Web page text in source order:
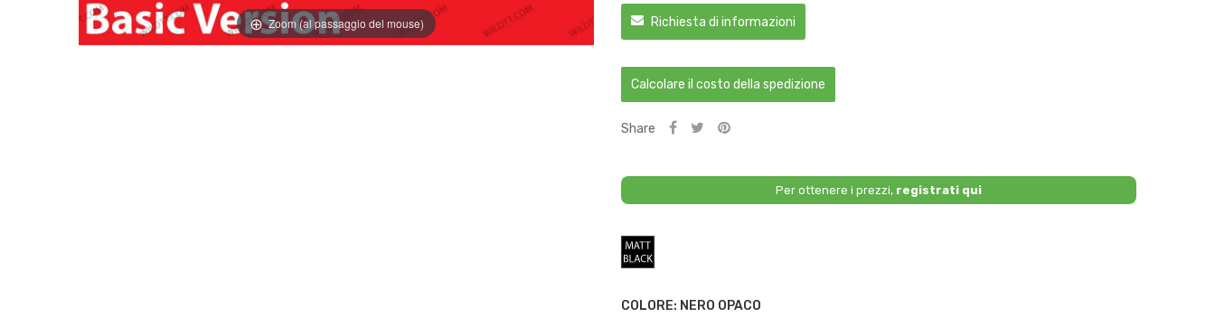
Zoom (al passaggio del mouse) Richiesta di informazioni
Calcolare il costo della spedizione
Share
Per ottenere i prezzi, registrati qui
COLORE: NERO OPACO